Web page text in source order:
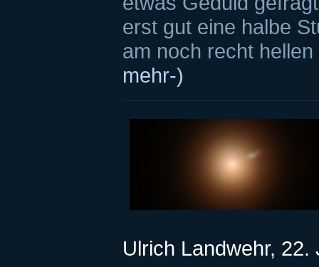
erst gut eine halbe
am noch recht
mehr-)
Ulrich Landwehr, 22.